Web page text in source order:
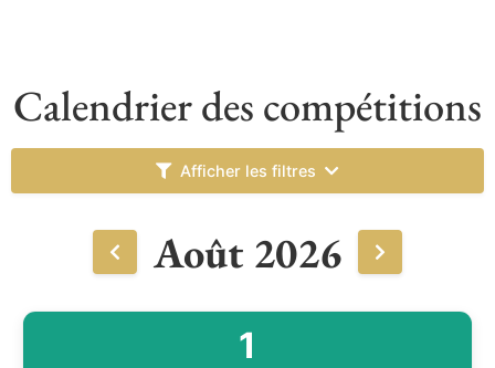
Calendrier des compétitions
Afficher les filtres
Août 2026
1